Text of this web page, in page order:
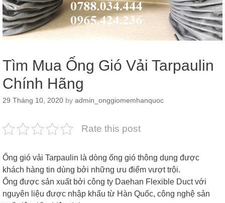
Tìm Mua Ống Gió Vải Tarpaulin
Chính Hãng
29 Tháng 10, 2020 by admin_onggiomemhanquoc
Rate this post
Ống gió vải Tarpaulin là dòng ống gió thông dụng được
khách hàng tin dùng bởi những ưu điểm vượt trội.
Ống được sản xuất bởi công ty Daehan Flexible Duct với
nguyên liệu được nhập khẩu từ Hàn Quốc, công nghệ sản